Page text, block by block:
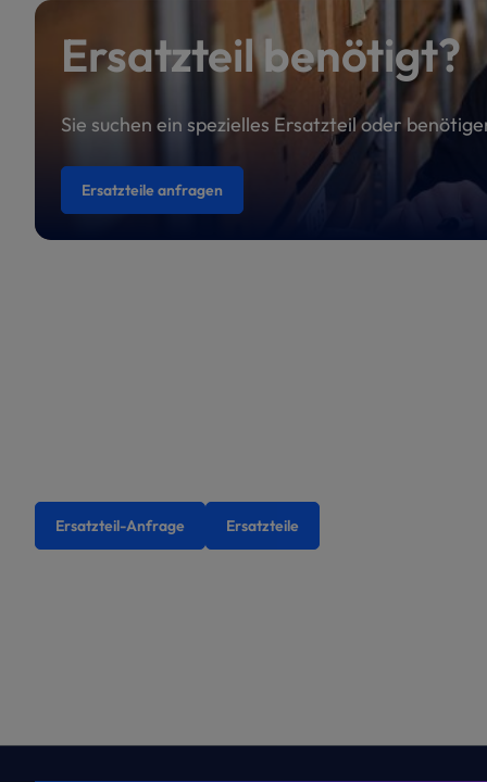
Ersatzteil benötigt?
Sie suchen ein spezielles Ersatzteil oder
Ersatzteile anfragen
Ersatzteil-Anfrage Ersatzteile